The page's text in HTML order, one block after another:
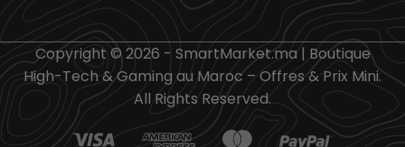
Copyright © 2026 - SmartMarket.ma | Boutique
High-Tech & Gaming au Maroc – Offres & Prix Mini.
All Rights Reserved.